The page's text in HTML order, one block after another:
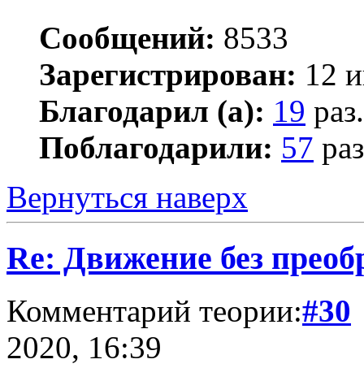
Сообщений: 8533
Зарегистрирован: 12
Благодарил (а): 19 раз.
Поблагодарили: 57
Вернуться наверх
Re: Движение без
Комментарий теории:#30
2020, 16:39